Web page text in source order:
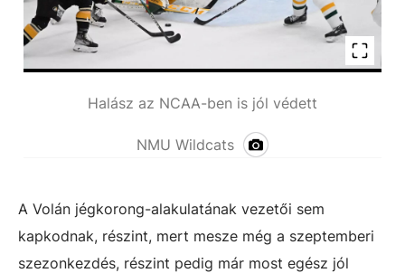
Halász az NCAA-ben is jól védett
NMU Wildcats
A Volán jégkorong-alakulatának vezetői sem
kapkodnak, részint, mert mesze még a szeptemberi
szezonkezdés, részint pedig már most egész jól